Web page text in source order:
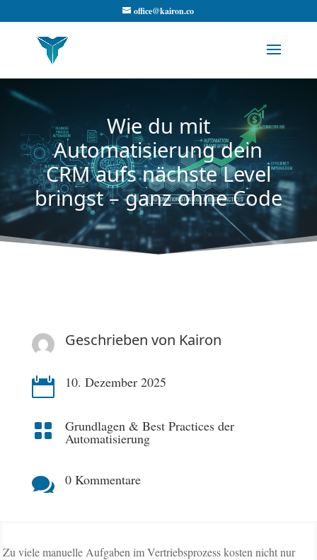
office@kairon.co
Wie du mit
Automatisierung dein
CRM aufs nächste Level
bringst – ganz ohne Code
Geschrieben von Kairon
 10. Dezember 2025
 Grundlagen & Best Practices der
Automatisierung
 0 Kommentare
Zu viele manuelle Aufgaben im Vertriebsprozess kosten nicht nur